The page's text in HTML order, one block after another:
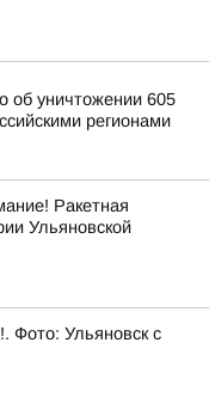
об уничтожении 605
регионами
Ракетная
Ульяновской
Фото: Ульяновск с